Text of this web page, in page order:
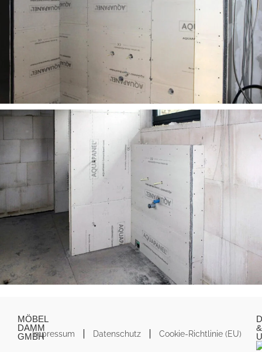
MÖBEL
DAMM
GMBHImpressum Datenschutz Cookie-Richtlinie (EU)
&